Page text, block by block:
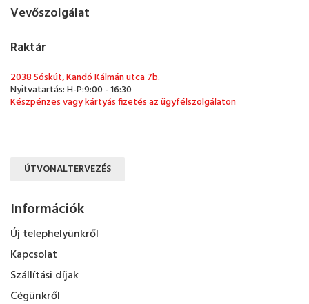
Vevőszolgálat
Raktár
2038 Sóskút, Kandó Kálmán utca 7b.
Nyitvatartás: H-P:9:00 - 16:30
Készpénzes vagy kártyás fizetés az ügyfélszolgálaton
ÚTVONALTERVEZÉS
Információk
Új telephelyünkről
Kapcsolat
Szállítási díjak
Cégünkről